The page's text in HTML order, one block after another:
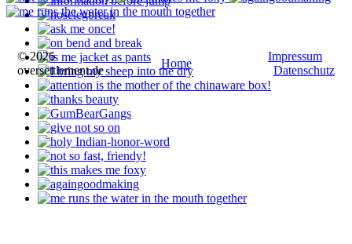
© 2026
oversettlement.de
Home
Impressum
Datenschutz